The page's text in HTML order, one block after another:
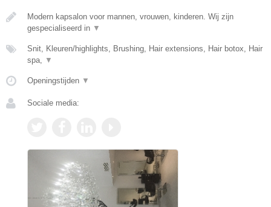
Modern kapsalon voor mannen, vrouwen, kinderen. Wij zijn
gespecialiseerd in ▼
Snit, Kleuren/highlights, Brushing, Hair extensions, Hair botox, Hair
spa, ▼
Openingstijden ▼
Sociale media: